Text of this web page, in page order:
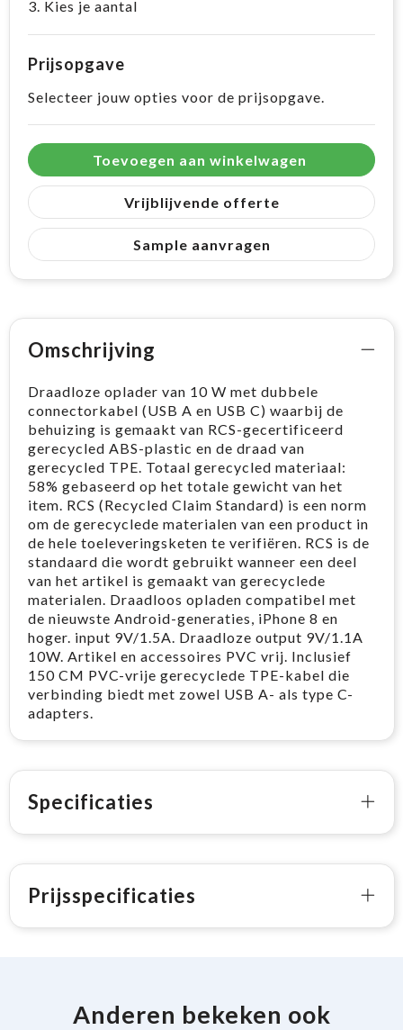
3. Kies je aantal
Prijsopgave
Selecteer jouw opties voor de prijsopgave.
Toevoegen aan winkelwagen
Vrijblijvende offerte
Sample aanvragen
Omschrijving
Draadloze oplader van 10 W met dubbele
connectorkabel (USB A en USB C) waarbij de
behuizing is gemaakt van RCS-gecertificeerd
gerecycled ABS-plastic en de draad van
gerecycled TPE. Totaal gerecycled materiaal:
58% gebaseerd op het totale gewicht van het
item. RCS (Recycled Claim Standard) is een norm
om de gerecyclede materialen van een product in
de hele toeleveringsketen te verifiëren. RCS is de
standaard die wordt gebruikt wanneer een deel
van het artikel is gemaakt van gerecyclede
materialen. Draadloos opladen compatibel met
de nieuwste Android-generaties, iPhone 8 en
hoger. input 9V/1.5A. Draadloze output 9V/1.1A
10W. Artikel en accessoires PVC vrij. Inclusief
150 CM PVC-vrije gerecyclede TPE-kabel die
verbinding biedt met zowel USB A- als type C-
adapters.
Specificaties
Prijsspecificaties
Anderen bekeken ook